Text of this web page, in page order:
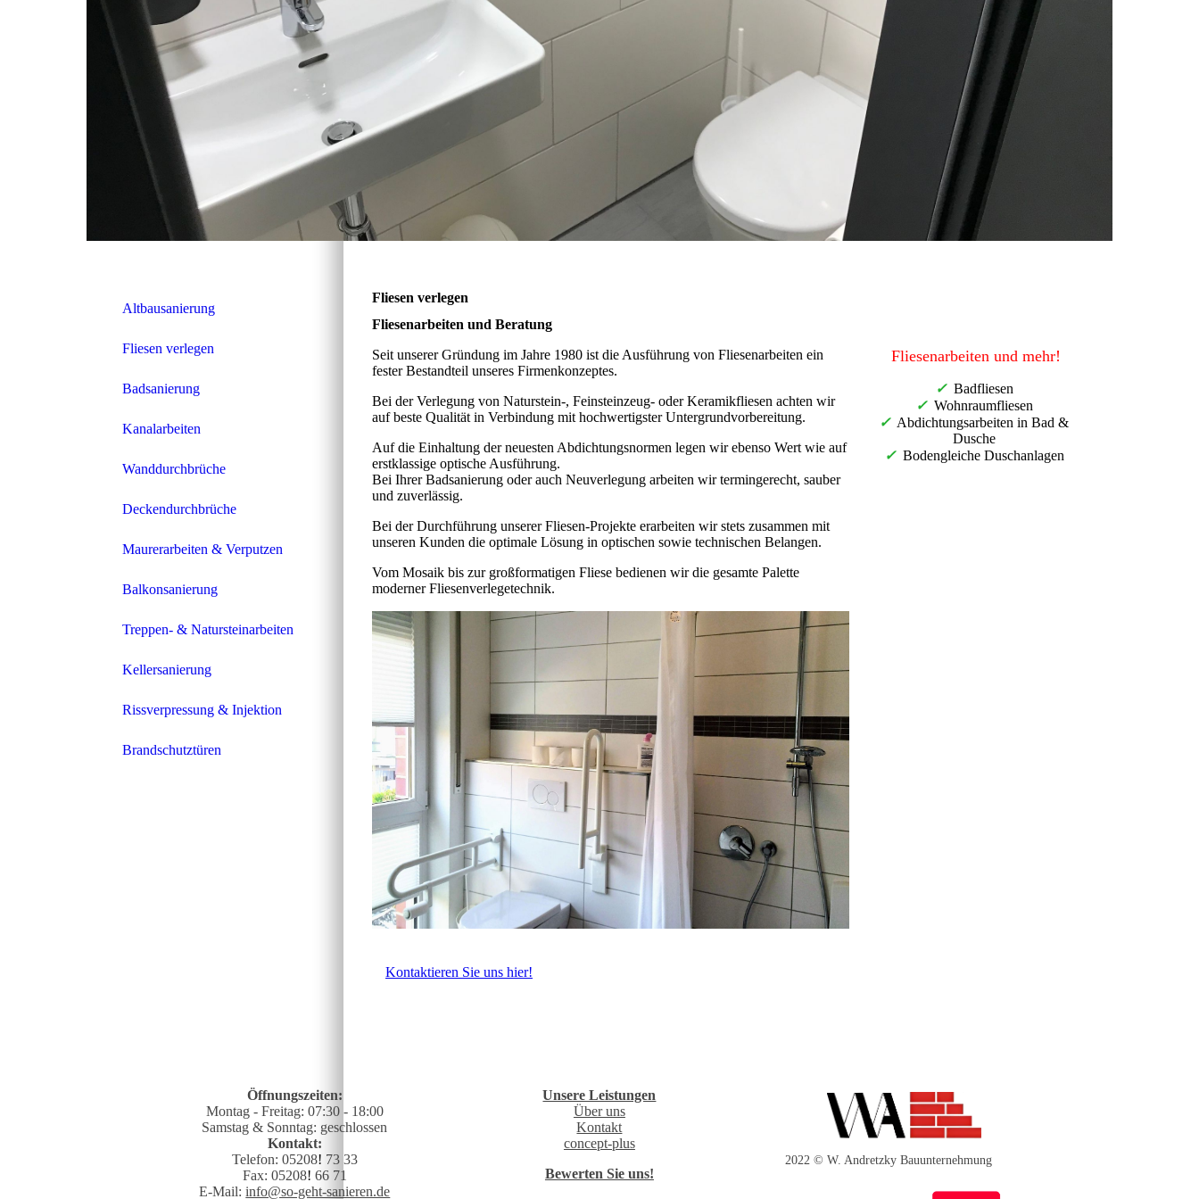
Altbausanierung
Fliesen verlegen
Badsanierung
Kanalarbeiten
Wanddurchbrüche
Deckendurchbrüche
Maurerarbeiten & Verputzen
Balkonsanierung
Treppen- & Natursteinarbeiten
Kellersanierung
Rissverpressung & Injektion
Brandschutztüren
Fliesen verlegen
Fliesenarbeiten und Beratung
Seit unserer Gründung im Jahre 1980 ist die Ausführung von Fliesenarbeiten ein
fester Bestandteil unseres Firmenkonzeptes.
Bei der Verlegung von Naturstein-, Feinsteinzeug- oder Keramikfliesen achten wir
auf beste Qualität in Verbindung mit hochwertigster Untergrundvorbereitung.
Auf die Einhaltung der neuesten Abdichtungsnormen legen wir ebenso Wert wie auf
erstklassige optische Ausführung.
Bei Ihrer Badsanierung oder auch Neuverlegung arbeiten wir termingerecht, sauber
und zuverlässig.
Bei der Durchführung unserer Fliesen-Projekte erarbeiten wir stets zusammen mit
unseren Kunden die optimale Lösung in optischen sowie technischen Belangen.
Vom Mosaik bis zur großformatigen Fliese bedienen wir die gesamte Palette
moderner Fliesenverlegetechnik.
Fliesenarbeiten und mehr!
✓ Badfliesen
✓Wohnraumfliesen
✓Abdichtungsarbeiten in Bad &
Dusche
✓Bodengleiche Duschanlagen
Kontaktieren Sie uns hier!
Öffnungszeiten:
Montag - Freitag: 07:30 - 18:00
Samstag & Sonntag: geschlossen
Kontakt:
Telefon: 05208! 73 33
Fax: 05208! 66 71
E-Mail:info@so-geht-sanieren.de
Unsere Leistungen
Über uns
Kontakt
concept-plus
Bewerten Sie uns!
2022 © W. Andretzky Bauunternehmung